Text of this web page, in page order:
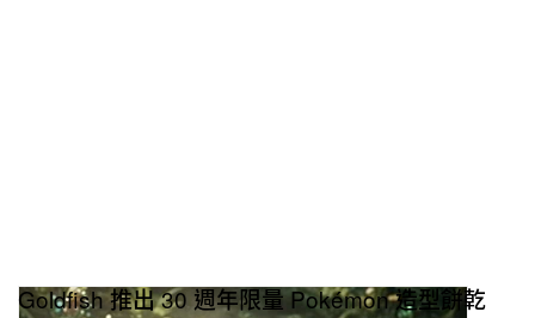
Goldfish 推出 30 週年限量 Pokémon 造型餅乾